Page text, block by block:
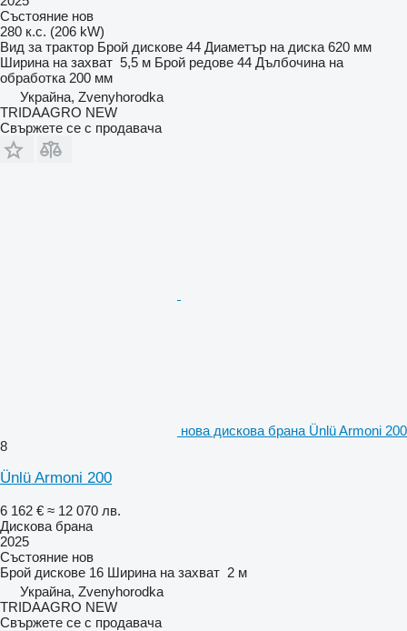
Състояние нов
280 к.с. (206 kW)
Вид за трактор Брой дискове 44 Диаметър на диска 620 мм
Ширина на захват 5,5 м Брой редове 44 Дълбочина на
обработка 200 мм
Украйна, Zvenyhorodka
TRIDAAGRO NEW
Свържете се с продавача
нова дискова брана Ünlü Armoni 200
8
Ünlü Armoni 200
6 162 € ≈ 12 070 лв.
Дискова брана
2025
Състояние нов
Брой дискове 16 Ширина на захват 2 м
Украйна, Zvenyhorodka
TRIDAAGRO NEW
Свържете се с продавача